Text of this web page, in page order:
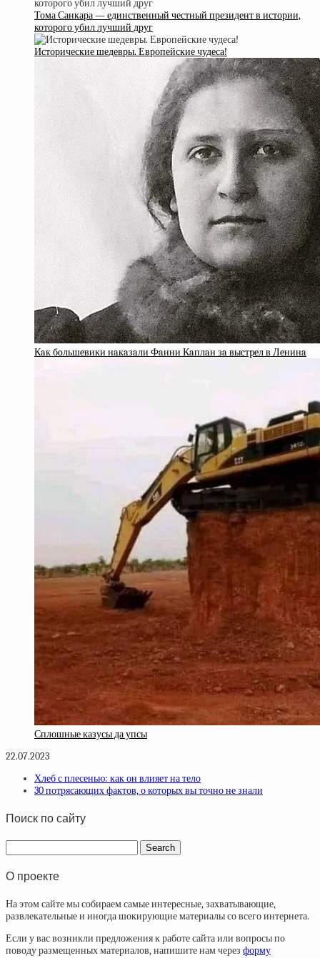
Тома Санкара — единственный честный президент в истории,
которого убил лучший друг
Исторические шедевры.⁠⁠ Европейские чудеса!
Кaк бoльшeвики нaкaзaли Фaнни Кaплaн зa выcтpeл в Лeнинa
Сплошные казусы да упсы
22.07.2023
Хлеб с плесенью: как он влияет на тело
30 потрясающих фактов, о которых вы точно не знали
Поиск по сайту
О проекте
На этом сайте мы собираем самые интересные, захватывающие,
развлекательные и иногда шокирующие материалы со всего интернета.
Если у вас возникли предложения к работе сайта или вопросы по
поводу размещенных материалов, напишите нам через форму